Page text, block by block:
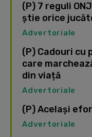
(P) 7 reguli
știe orice
Advertoriale
(P) Cadouri cu
care
din viață
Advertoriale
(P) Același
Advertoriale